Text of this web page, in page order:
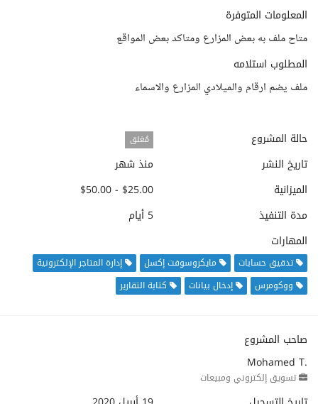
المعلومات المتوفرة
متاح ملف به بعض المزارع ومتاكد بعض المواقع
المطلوب استلامه
ملف يضم ارقام والميلادي المزارع والاسماء
حالة المشروع مُغلق
تاريخ النشر
منذ شهر
الميزانية
$25.00 - $50.00
مدة التنفيذ
5 أيام
المهارات
تدقيق حسابات مايكروسوفت إكسل
إدارة المتاجر الإلكترونية
ووكومرس
إدخال بيانات كتابة التقارير
صاحب المشروع
Mohamed T.
تسويق إلكتروني ومبيعات